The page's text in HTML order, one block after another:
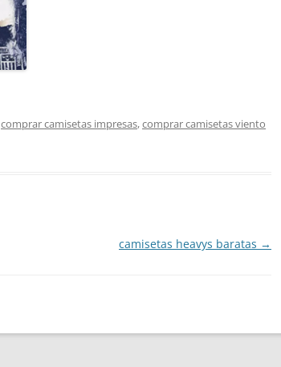
comprar camisetas impresas,comprar camisetas viento
camisetas heavys baratas →